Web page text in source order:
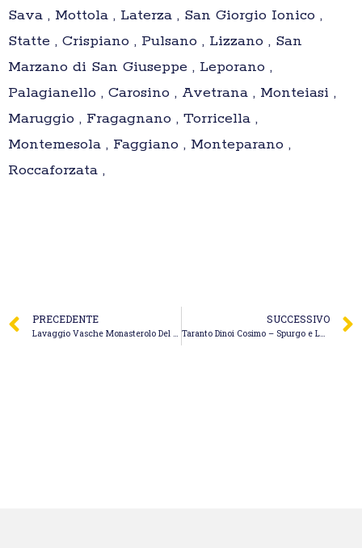
Sava , Mottola , Laterza , San Giorgio Ionico ,
Statte , Crispiano , Pulsano , Lizzano , San
Marzano di San Giuseppe , Leporano ,
Palagianello , Carosino , Avetrana , Monteiasi ,
Maruggio , Fragagnano , Torricella ,
Montemesola , Faggiano , Monteparano ,
Roccaforzata ,
PRECEDENTE
Lavaggio Vasche Monasterolo Del Castello – Valaperta Gianfranco
SUCCESSIVO
Taranto Dinoi Cosimo – Spurgo e Lavaggio Tombini